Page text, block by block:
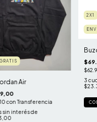
Air
con Transferencia
sin interés de
2X1
3